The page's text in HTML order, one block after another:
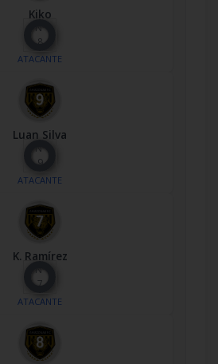
Kiko
Nº
8
ATACANTE
Luan Silva
Nº
9
ATACANTE
K. Ramírez
Nº
7
ATACANTE